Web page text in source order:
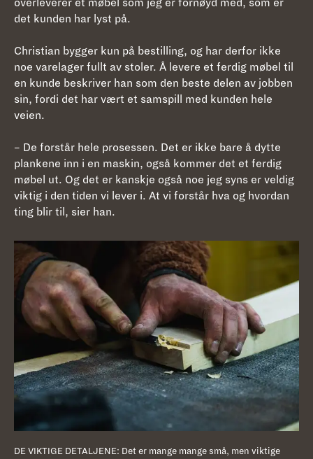
overleverer et møbel som jeg er fornøyd med, som er
det kunden har lyst på.
Christian bygger kun på bestilling, og har derfor ikke
noe varelager fullt av stoler. Å levere et ferdig møbel til
en kunde beskriver han som den beste delen av jobben
sin, fordi det har vært et samspill med kunden hele
veien.
– De forstår hele prosessen. Det er ikke bare å dytte
plankene inn i en maskin, også kommer det et ferdig
møbel ut. Og det er kanskje også noe jeg syns er veldig
viktig i den tiden vi lever i. At vi forstår hva og hvordan
ting blir til, sier han.
DE VIKTIGE DETALJENE: Det er mange mange små, men viktige